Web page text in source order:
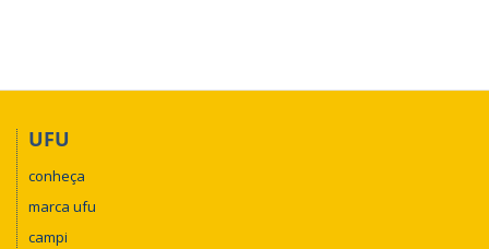
17h30 às 19h: Avaliação dos Pôsteres e Entrega de Premiação
Domingo (30/09):
Início às 08h
Início às 08h
UFU
conheça
marca ufu
campi